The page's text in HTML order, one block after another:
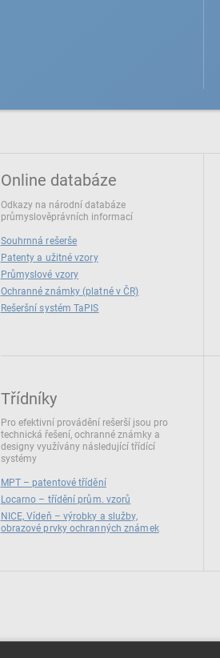
Online databáze
Odkazy na národní databáze
průmyslověprávních informací
Souhrnná rešerše
Patenty a užitné vzory
Průmyslové vzory
Ochranné známky (platné v ČR)
Rešeršní systém TaPIS
Třídníky
Pro efektivní provádění rešerší jsou pro
technická řešení, ochranné známky a
designy využívány následující třídící
systémy
MPT – patentové třídění
Locarno – třídění prům. vzorů
NICE, Vídeň – výrobky a služby,
obrazové prvky ochranných známek